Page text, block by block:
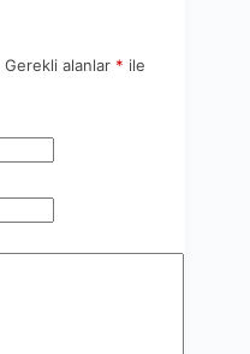
Gerekli alanlar * ile